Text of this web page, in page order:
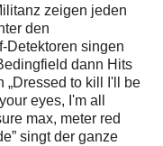
zeigen jeden
den
Detektoren singen
dann Hits
„Dressed to kill I'll be
eyes, I'm all
max, meter red
singt der ganze